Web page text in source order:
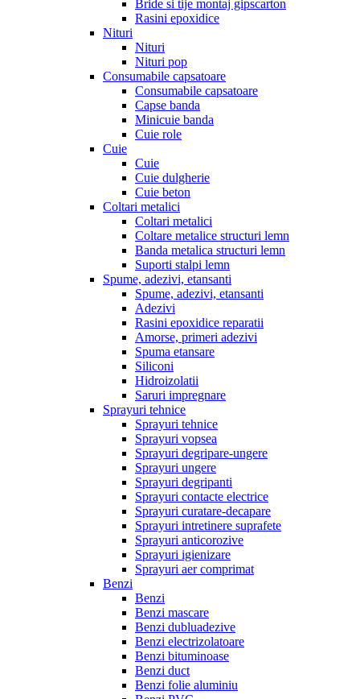
Bride si tije montaj gipscarton
Rasini epoxidice
Nituri
Nituri
Nituri pop
Consumabile capsatoare
Consumabile capsatoare
Capse banda
Minicuie banda
Cuie role
Cuie
Cuie
Cuie dulgherie
Cuie beton
Coltari metalici
Coltari metalici
Coltare metalice structuri lemn
Banda metalica structuri lemn
Suporti stalpi lemn
Spume, adezivi, etansanti
Spume, adezivi, etansanti
Adezivi
Rasini epoxidice reparatii
Amorse, primeri adezivi
Spuma etansare
Siliconi
Hidroizolatii
Saruri impregnare
Sprayuri tehnice
Sprayuri tehnice
Sprayuri vopsea
Sprayuri degripare-ungere
Sprayuri ungere
Sprayuri degripanti
Sprayuri contacte electrice
Sprayuri curatare-decapare
Sprayuri intretinere suprafete
Sprayuri anticorozive
Sprayuri igienizare
Sprayuri aer comprimat
Benzi
Benzi
Benzi mascare
Benzi dubluadezive
Benzi electrizolatoare
Benzi bituminoase
Benzi duct
Benzi folie aluminiu